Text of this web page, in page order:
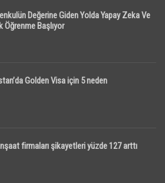
Değerine Giden Yolda Yapay Zeka Ve
Öğrenme Başlıyor
Golden Visa için 5 neden
firmaları şikayetleri yüzde 127 arttı